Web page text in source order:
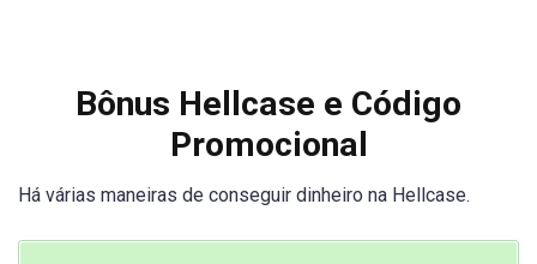
Bônus Hellcase e Código
Promocional
Há várias maneiras de conseguir dinheiro na Hellcase.